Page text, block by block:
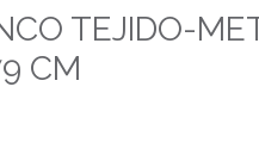
TEJIDO-
CM